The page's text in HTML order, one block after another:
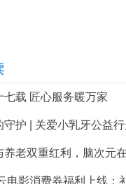
七载 匠心服务暖万家
守护 | 关爱小乳牙公益
养老双重红利，脑次元
电影消费券福利上线：